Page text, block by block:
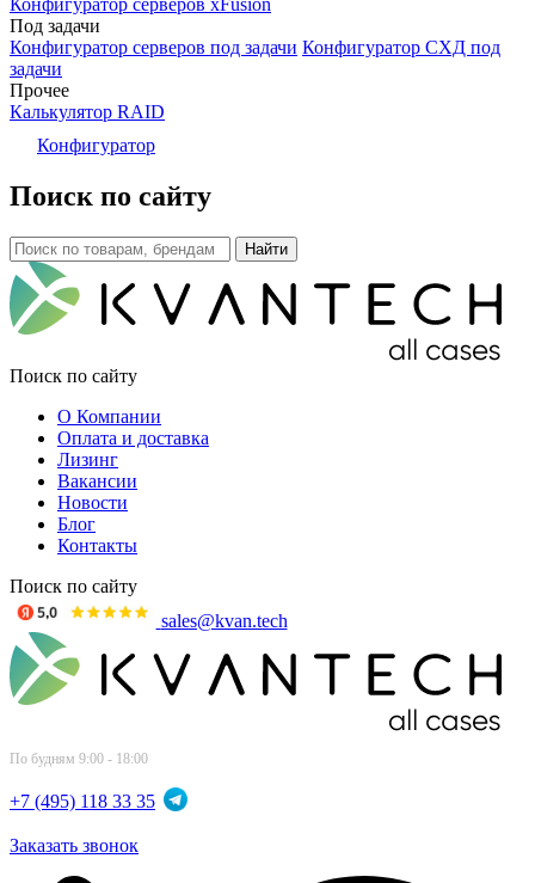
Под задачи
Конфигуратор серверов под задачи Конфигуратор СХД под
задачи
Прочее
Калькулятор RAID
Конфигуратор
Поиск по сайту
Поиск по сайту
О Компании
Оплата и доставка
Лизинг
Вакансии
Новости
Блог
Контакты
Поиск по сайту
sales@kvan.tech
По будням 9:00 - 18:00
+7 (495) 118 33 35
Заказать звонок